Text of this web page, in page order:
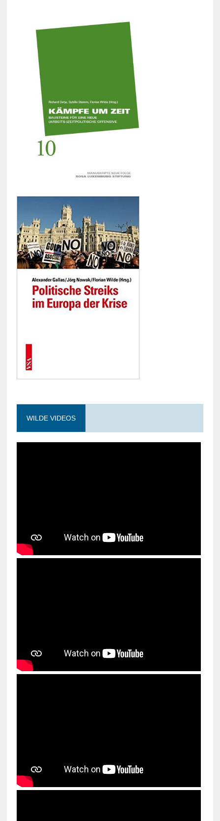
WILDE VIDEOS